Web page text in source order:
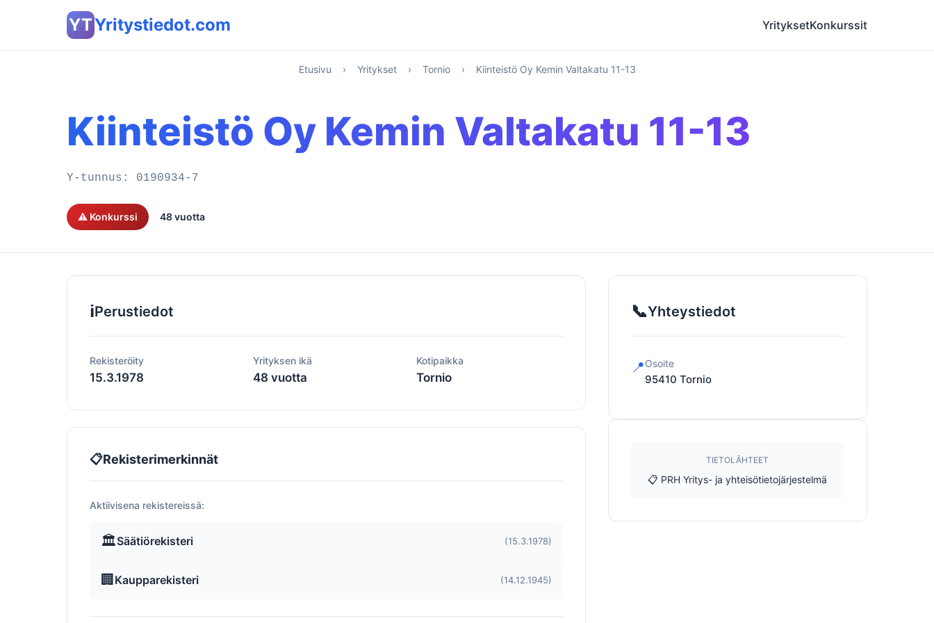
YTYritystiedot.com YrityksetKonkurssit
Etusivu › Yritykset › Tornio › Kiinteistö Oy Kemin Valtakatu 11-13
Kiinteistö Oy Kemin Valtakatu 11-13
Y-tunnus: 0190934-7
⚠️ Konkurssi 48 vuotta
ℹ️Perustiedot
Rekisteröity
15.3.1978
Yrityksen ikä
48 vuotta
Kotipaikka
Tornio
📋Rekisterimerkinnät
Aktiivisena rekistereissä:
🏛️Säätiörekisteri (15.3.1978)
🏢 Kaupparekisteri (14.12.1945)
📞Yhteystiedot
📍Osoite
95410 Tornio
TIETOLÄHTEET
📋 PRH Yritys- ja yhteisötietojärjestelmä